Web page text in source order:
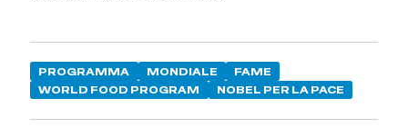
PROGRAMMA MONDIALE
FAME
WORLD FOOD PROGRAM
NOBEL PER LA PACE